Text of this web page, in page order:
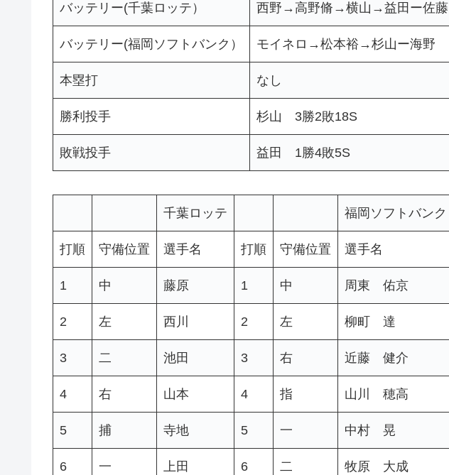
バッテリー(千葉ロッテ） 西野→高野脩→横山→益田ー佐藤
バッテリー(福岡ソフトバンク） モイネロ→松本裕→杉山ー海野
本塁打 なし
勝利投手 杉山 3勝2敗18S
敗戦投手 益田 1勝4敗5S
千葉ロッテ 福岡ソフトバンク
打順 守備位置 選手名 打順 守備位置 選手名
1 中 藤原 1 中 周東 佑京
2 左 西川 2 左 柳町 達
3 二 池田 3 右 近藤 健介
4 右 山本 4 指 山川 穂高
5 捕 寺地 5 一 中村 晃
6 一 上田 6 二 牧原 大成